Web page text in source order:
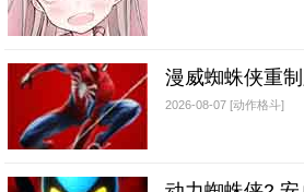
漫威蜘蛛侠重
2026-08-07 [动作格斗]